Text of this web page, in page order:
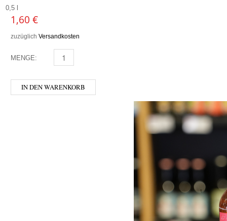
0,5 l
1,60 €
zuzüglich Versandkosten
MENGE: MURELLI - ORANGE MENGE
IN DEN WARENKORB